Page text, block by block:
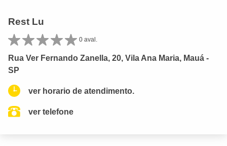
Rest Lu
0 aval.
Rua Ver Fernando Zanella, 20, Vila Ana Maria, Mauá -
SP
ver horario de atendimento.
ver telefone